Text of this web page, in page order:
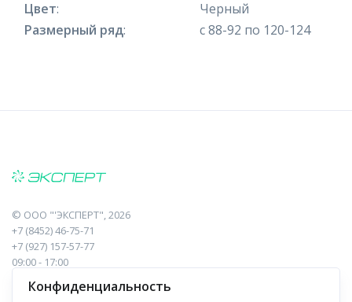
Цвет:
Черный
Размерный ряд: с 88-92 по 120-124
© ООО "'ЭКСПЕРТ", 2026
+7 (8452) 46-75-71
+7 (927) 157-57-77
09:00 - 17:00
410017, Саратов, Пугачева, 10 к1, оф.23
Конфиденциальность